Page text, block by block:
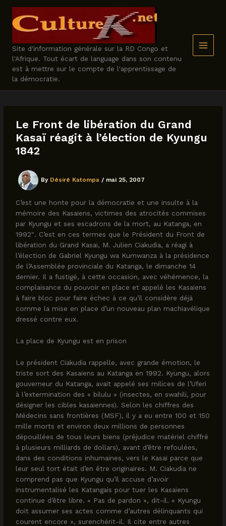
content
Site d'information générale sur la RD Congo et
l'Afrique. Tout écart de language dans son contenu
est à mettre sur le compte de l'apprentissage de
la démocratie.
Le Front de libération du Grand
Kasaï réagit à l’élection de Kyungu
1842
By Désiré Katompa / mai 25, 2007
C’est une honte pour la démocratie et une insulte à la
mémoire des Kasaïens, victimes des atrocités commises
par Kyungu et ses escadrons de la mort, au Katanga, en
1992″. C’est en ces termes que le Président du Front de
libération du Grand Kasaï, M. Julien Ciakudia, a réagi à
l’élection de Gabriel Kyungu wa Kumwanza à la présidence
de l’Assemblée provinciale du Katanga, le dimanche 14
dernier. Il a fustigé, à cette occasion, avec véhémence, la
complaisance du pouvoir en place et appelé les Kasaïens
à faire bloc pour faire échec à ce qu’il considère déjà
comme la mise en place d’un nouveau plan machiavélique
dressé contre eux.
La place de Kyungu est en prison
Le président Ciakudia rappelle, avec grande émotion, le
triste sort des Kasaïens au Katanga en 1992. Kyungu, alors
gouverneur du Katanga, avait appelé ses milices de l’Uferi
à l’extermination des « bilulu » (insectes, en swahili, pour
désigner les cibles kasaïennes). Selon les chiffres des
Médecins sans frontières (MSF), il y a eu entre 100 et 150
mille morts et environ deux millions de personnes
dépouillées de tous leurs biens (préjudice matériel chiffré
à plusieurs milliards de dollars), avant d’être refoulées,
dans des conditions inhumaines, vers le Kasaï parce que
leur seul tort était d’en être originaires. M. Ciakudia ne
comprend pas que Kyungu qu’il accuse d’avoir
instrumentalisé les Katangais pour tuer les Kasaïens
continue d’être libre. « Pas de pardon », dit-il. « Kyungu
doit assumer ses actes comme d’autres délinquants qui
courent encore », surenchérit-il. Il cite entre autres